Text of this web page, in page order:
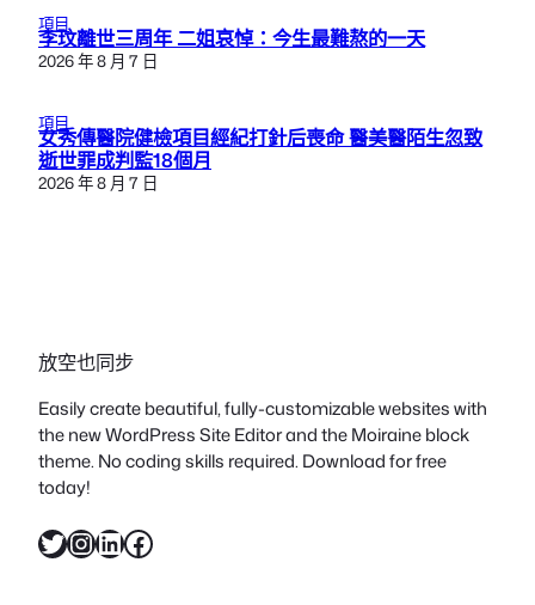
項目
李玟離世三周年 二姐哀悼：今生最難熬的一天
2026 年 8 月 7 日
項目
女秀傳醫院健檢項目經紀打針后喪命 醫美醫陌生忽致
逝世罪成判監18個月
2026 年 8 月 7 日
放空也同步
Easily create beautiful, fully-customizable websites with
the new WordPress Site Editor and the Moiraine block
theme. No coding skills required. Download for free
today!
X InstagramLinkedIn Facebook